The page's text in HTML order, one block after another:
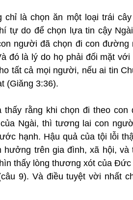
chỉ là chọn ăn một loại trái
tự do để chọn lựa tin cậy
người đã chọn đi con
đó là lý do họ phải đối mặt
tất cả mọi người, nếu ai tin
(Giăng 3:36).
thấy rằng khi chọn đi theo
Ngài, thì tương lai con
hạnh. Hậu quả của tội lỗi
trên gia đình, xã hội, và
thấy lòng thương xót của
9). Và điều tuyệt vời nhất